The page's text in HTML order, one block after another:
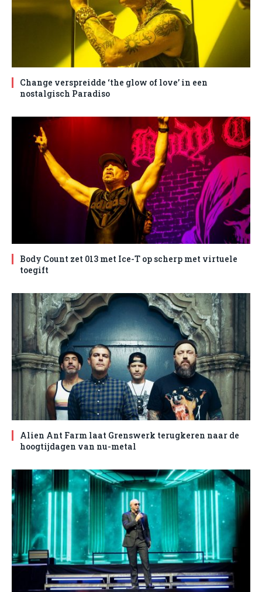
Change verspreidde ‘the glow of love’ in een
nostalgisch Paradiso
Body Count zet 013 met Ice-T op scherp met virtuele
toegift
Alien Ant Farm laat Grenswerk terugkeren naar de
hoogtijdagen van nu-metal